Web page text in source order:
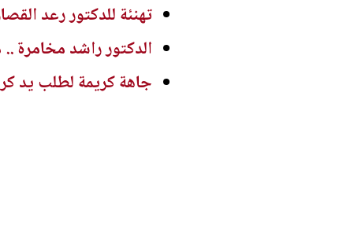
تهنئة للدكتور رعد
الدكتور راشد مخامرة
جاهة كريمة لطلب يد